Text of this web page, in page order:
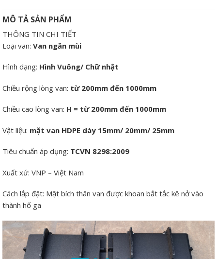
MÔ TẢ SẢN PHẨM
THÔNG TIN CHI TIẾT
Loại van: Van ngăn mùi
Hình dạng: Hình Vuông/ Chữ nhật
Chiều rộng lòng van: từ 200mm đến 1000mm
Chiều cao lòng van: H = từ 200mm đến 1000mm
Vật liệu: mặt van HDPE dày 15mm/ 20mm/ 25mm
Tiêu chuẩn áp dụng: TCVN 8298:2009
Xuất xứ: VNP – Việt Nam
Cách lắp đặt: Mặt bích thân van được khoan bắt tắc kê nở vào
thành hố ga